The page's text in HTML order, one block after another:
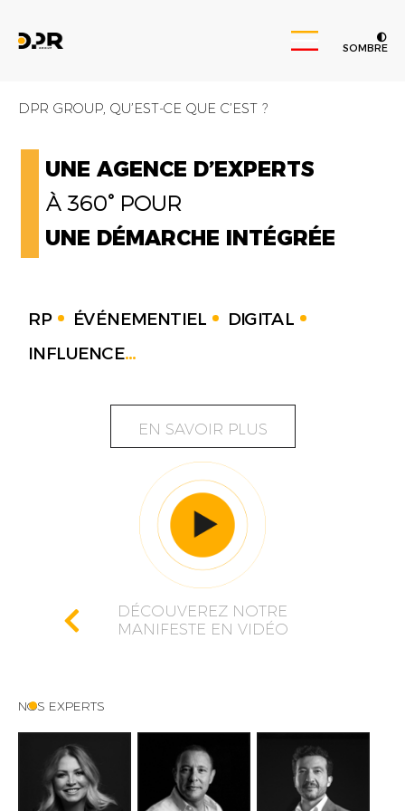
SOMBRE
DPR GROUP, QU’EST-CE QUE C’EST ?
UNE AGENCE D’EXPERTS
À 360° POUR
UNE DÉMARCHE INTÉGRÉE
RP ÉVÉNEMENTIEL
DIGITAL
INFLUENCE...
EN SAVOIR PLUS
DÉCOUVEREZ NOTRE
MANIFESTE EN VIDÉO
NOS EXPERTS